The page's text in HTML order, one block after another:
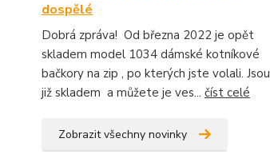
dospělé
Dobrá zpráva! Od března 2022 je opět
skladem model 1034 dámské kotníkové
bačkory na zip , po kterých jste volali. Jsou
již skladem a můžete je ves... číst celé
Zobrazit všechny novinky